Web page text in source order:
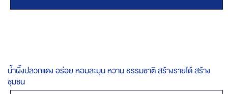
น้ำผึ้งปลวกแดง อร่อย หอมละมุน หวาน ธรรมชาติ สร้างรายได้ สร้าง
ชุมชน